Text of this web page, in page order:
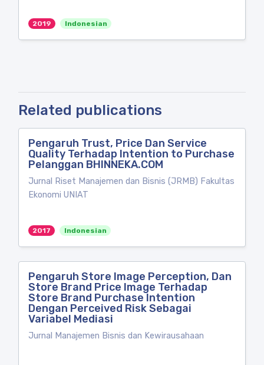
2019 Indonesian
Related publications
Pengaruh Trust, Price Dan Service
Quality Terhadap Intention to Purchase
Pelanggan BHINNEKA.COM
Jurnal Riset Manajemen dan Bisnis (JRMB) Fakultas
Ekonomi UNIAT
2017 Indonesian
Pengaruh Store Image Perception, Dan
Store Brand Price Image Terhadap
Store Brand Purchase Intention
Dengan Perceived Risk Sebagai
Variabel Mediasi
Jurnal Manajemen Bisnis dan Kewirausahaan